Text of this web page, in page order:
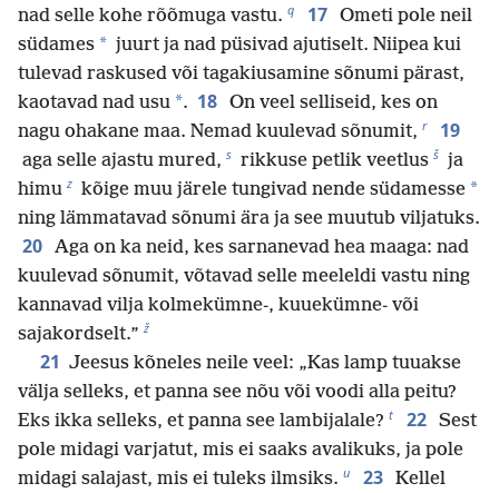
nad selle kohe rõõmuga vastu. q 17 Ometi pole neil
südames * juurt ja nad püsivad ajutiselt. Niipea kui
tulevad raskused või tagakiusamine sõnumi pärast,
kaotavad nad usu *. 18 On veel selliseid, kes on
nagu ohakane maa. Nemad kuulevad sõnumit, r 19
aga selle ajastu mured, s rikkuse petlik veetlus š ja
himu z kõige muu järele tungivad nende südamesse *
ning lämmatavad sõnumi ära ja see muutub viljatuks.
20 Aga on ka neid, kes sarnanevad hea maaga: nad
kuulevad sõnumit, võtavad selle meeleldi vastu ning
kannavad vilja kolmekümne-, kuuekümne- või
sajakordselt.” ž
21 Jeesus kõneles neile veel: „Kas lamp tuuakse
välja selleks, et panna see nõu või voodi alla peitu?
Eks ikka selleks, et panna see lambijalale? t 22 Sest
pole midagi varjatut, mis ei saaks avalikuks, ja pole
midagi salajast, mis ei tuleks ilmsiks. u 23 Kellel